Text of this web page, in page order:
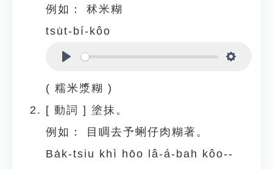
例如：
秫米糊
tsu̍t-bí-kôo
( 糯米漿糊 )
[ 動詞 ] 塗抹。
例如：
目睭去予蜊仔肉糊著。
Ba̍k-tsiu khì hōo lâ-á-bah kôo--